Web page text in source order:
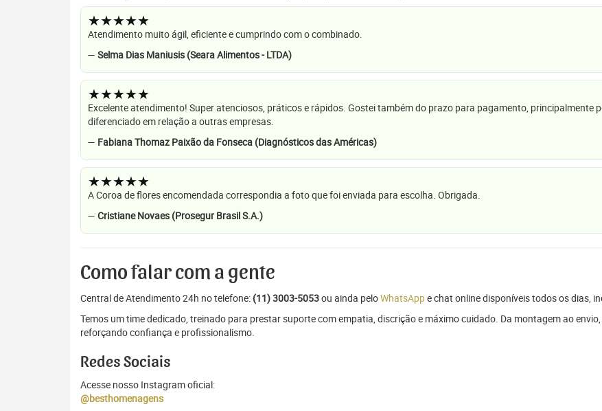
★★★★★
Atendimento muito ágil, eficiente e cumprindo com o combinado.
— Selma Dias Maniusis (Seara Alimentos - LTDA)
★★★★★
Excelente atendimento! Super atenciosos, práticos e rápidos. Gostei também do prazo para pagamento, principalmente
diferenciado em relação a outras empresas.
— Fabiana Thomaz Paixão da Fonseca (Diagnósticos das Américas)
★★★★★
A Coroa de flores encomendada correspondia a foto que foi enviada para escolha. Obrigada.
— Cristiane Novaes (Prosegur Brasil S.A.)
Como falar com a gente
Central de Atendimento 24h no telefone: (11) 3003-5053ou ainda peloWhatsAppe chat online disponíveis todos os dias,
Temos um time dedicado, treinado para prestar suporte com empatia, discrição e máximo cuidado. Da montagem ao
reforçando confiança e profissionalismo.
Redes Sociais
Acesse nosso Instagram oficial:
@besthomenagens